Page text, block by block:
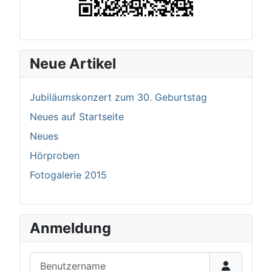
Neue Artikel
Jubiläumskonzert zum 30. Geburtstag
Neues auf Startseite
Neues
Hörproben
Fotogalerie 2015
Anmeldung